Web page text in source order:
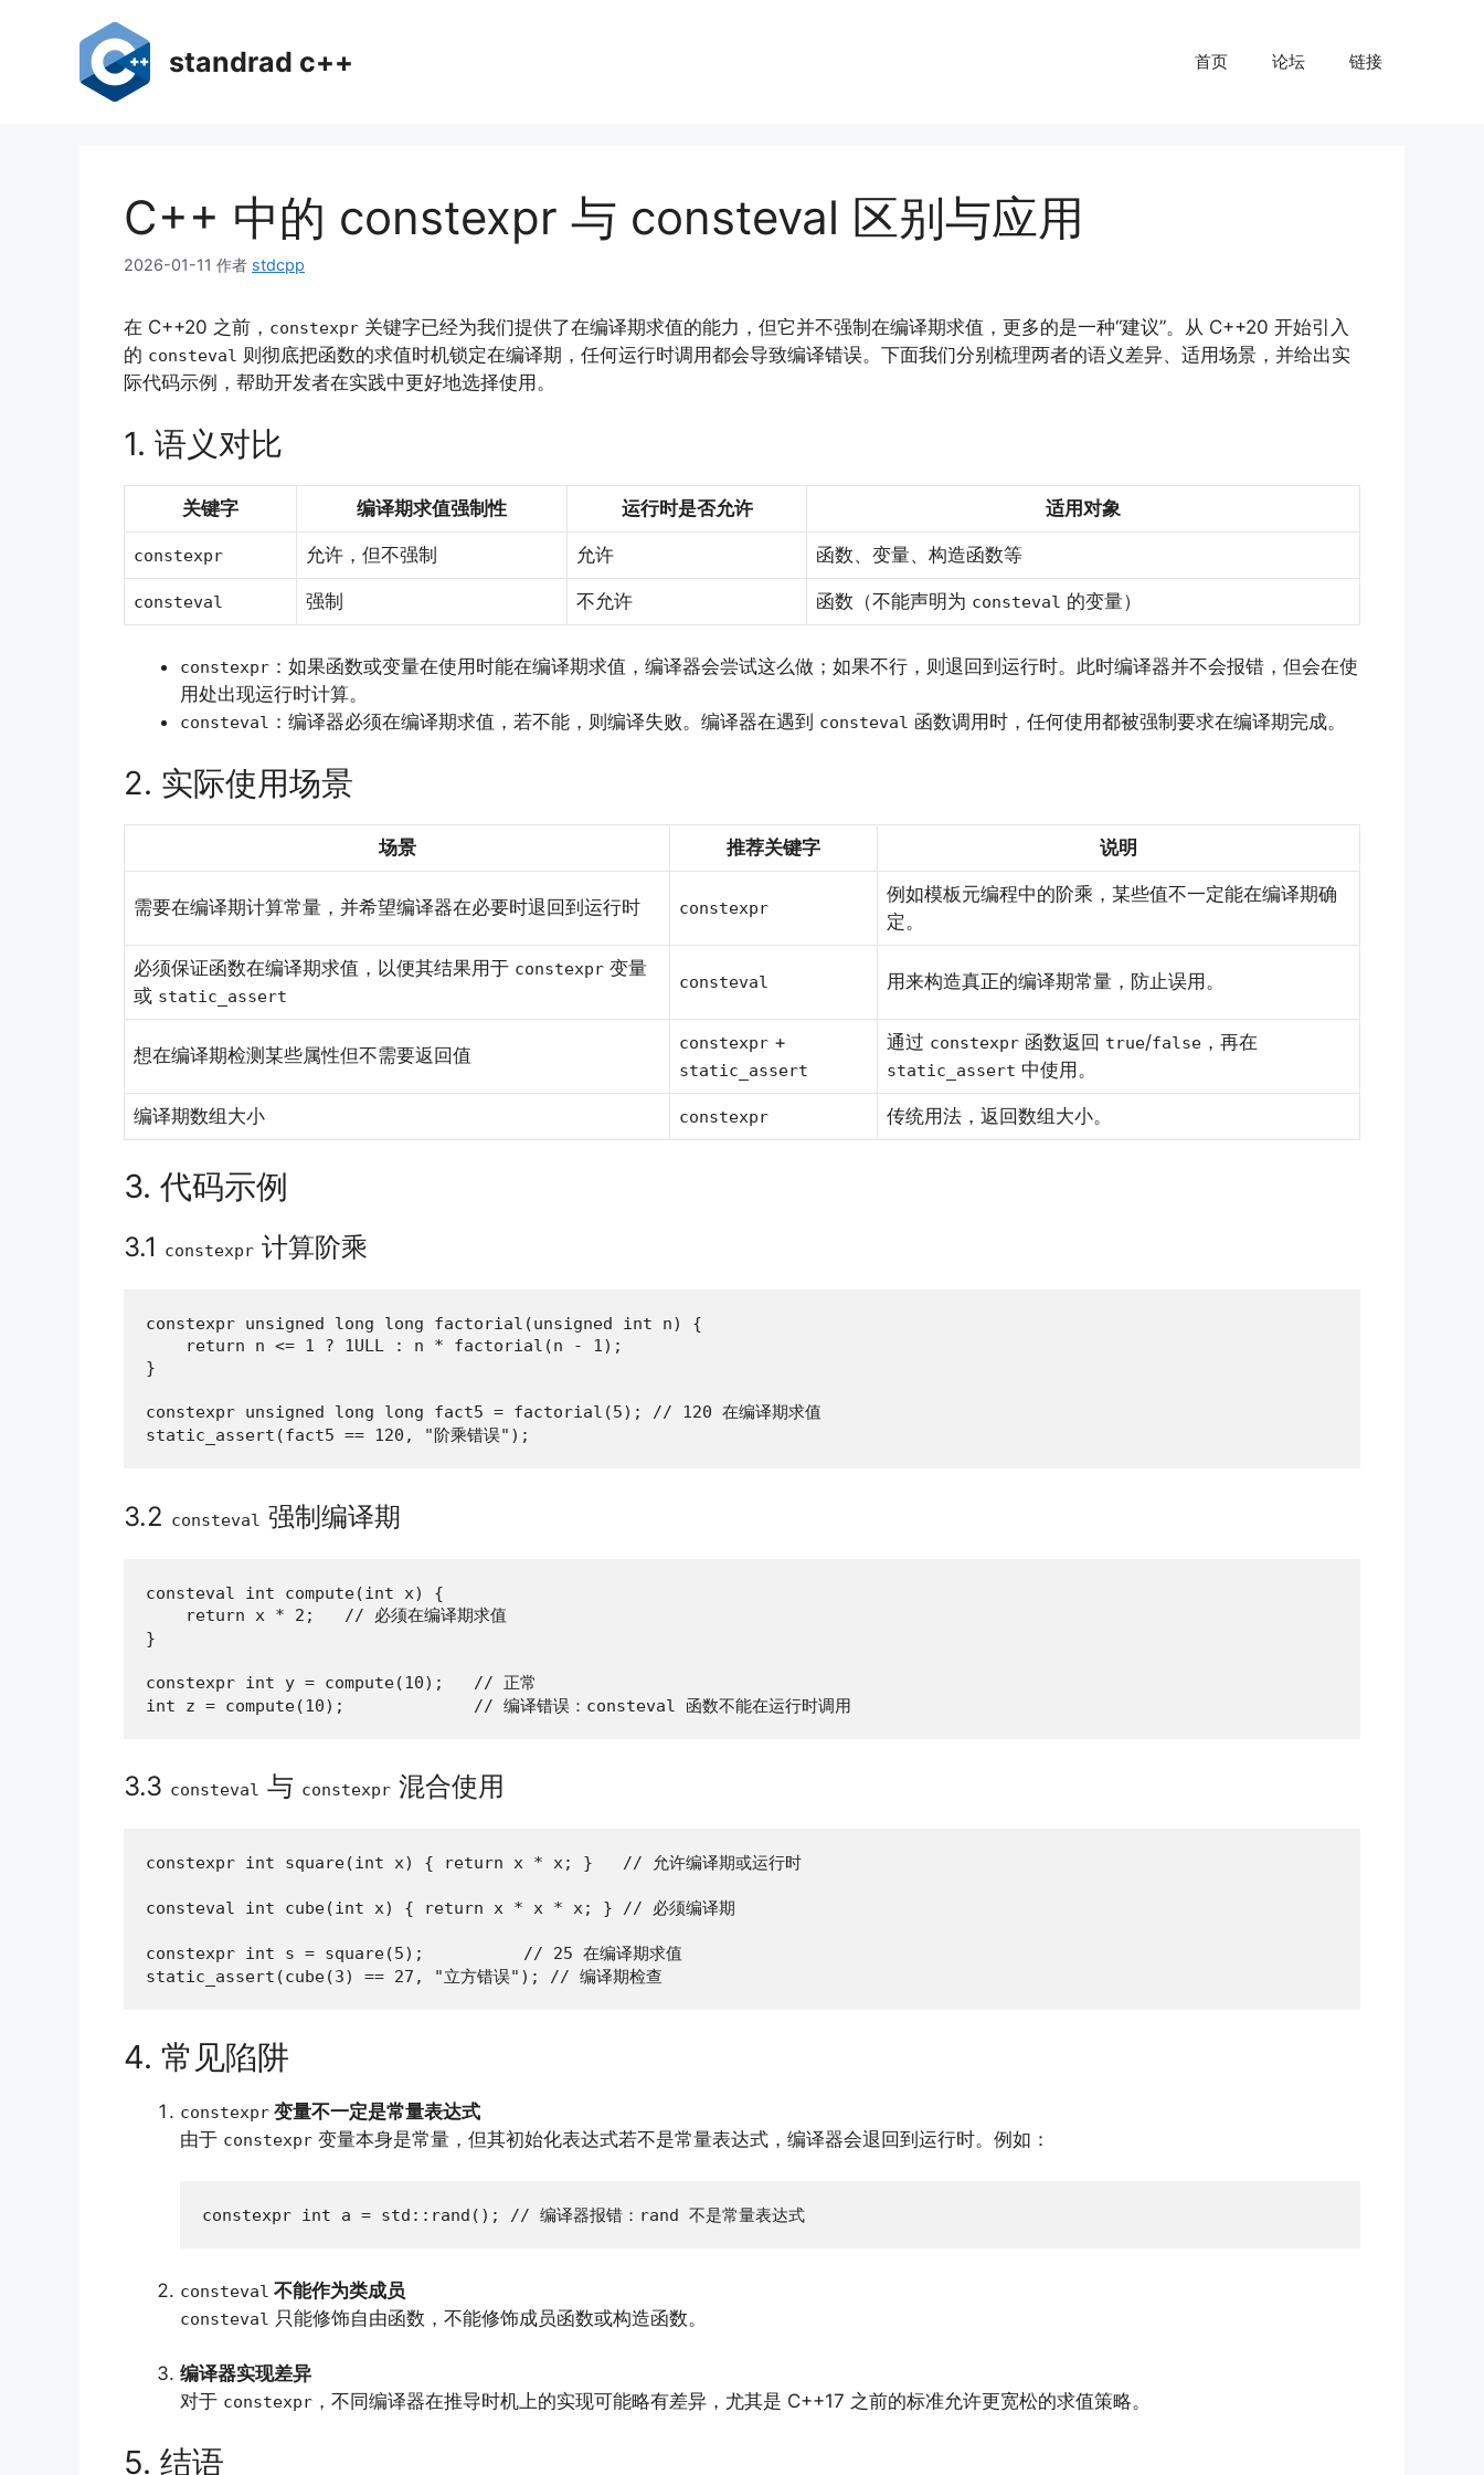
standrad c++ 首页 论坛 链接
C++ 中的 constexpr 与 consteval 区别与应用
2026-01-11 作者 stdcpp
在 C++20 之前， constexpr 关键字已经为我们提供了在编译期求值的能力，但它并不强制在编译期求值，更多的是一种“建议”。从 C++20 开始引入
的 consteval 则彻底把函数的求值时机锁定在编译期，任何运行时调用都会导致编译错误。下面我们分别梳理两者的语义差异、适用场景，并给出实
际代码示例，帮助开发者在实践中更好地选择使用。
1. 语义对比
关键字 编译期求值强制性 运行时是否允许 适用对象
constexpr 允许，但不强制 允许 函数、变量、构造函数等
consteval 强制 不允许 函数（不能声明为 consteval 的变量）
constexpr ：如果函数或变量在使用时能在编译期求值，编译器会尝试这么做；如果不行，则退回到运行时。此时编译器并不会报错，但会在使
用处出现运行时计算。
consteval ：编译器必须在编译期求值，若不能，则编译失败。编译器在遇到 consteval 函数调用时，任何使用都被强制要求在编译期完成。
2. 实际使用场景
场景 推荐关键字 说明
需要在编译期计算常量，并希望编译器在必要时退回到运行时 constexpr
例如模板元编程中的阶乘，某些值不一定能在编译期确
定。
必须保证函数在编译期求值，以便其结果用于 constexpr 变量
或 static_assert
consteval 用来构造真正的编译期常量，防止误用。
想在编译期检测某些属性但不需要返回值
constexpr +
static_assert
通过 constexpr 函数返回 true/false ，再在
static_assert 中使用。
编译期数组大小 constexpr 传统用法，返回数组大小。
3. 代码示例
3.1 constexpr 计算阶乘
constexpr unsigned long long factorial(unsigned int n) {
    return n <= 1 ? 1ULL : n * factorial(n - 1);
}
constexpr unsigned long long fact5 = factorial(5); // 120 在编译期求值
static_assert(fact5 == 120, "阶乘错误");
3.2 consteval 强制编译期
consteval int compute(int x) {
    return x * 2;   // 必须在编译期求值
}
constexpr int y = compute(10);   // 正常
int z = compute(10);             // 编译错误：consteval 函数不能在运行时调用
3.3 consteval 与 constexpr 混合使用
constexpr int square(int x) { return x * x; }   // 允许编译期或运行时
consteval int cube(int x) { return x * x * x; } // 必须编译期
constexpr int s = square(5);          // 25 在编译期求值
static_assert(cube(3) == 27, "立方错误"); // 编译期检查
4. 常见陷阱
constexpr 变量不一定是常量表达式
由于 constexpr 变量本身是常量，但其初始化表达式若不是常量表达式，编译器会退回到运行时。例如：
constexpr int a = std::rand(); // 编译器报错：rand 不是常量表达式
consteval 不能作为类成员
consteval 只能修饰自由函数，不能修饰成员函数或构造函数。
编译器实现差异
对于 constexpr ，不同编译器在推导时机上的实现可能略有差异，尤其是 C++17 之前的标准允许更宽松的求值策略。
5. 结语